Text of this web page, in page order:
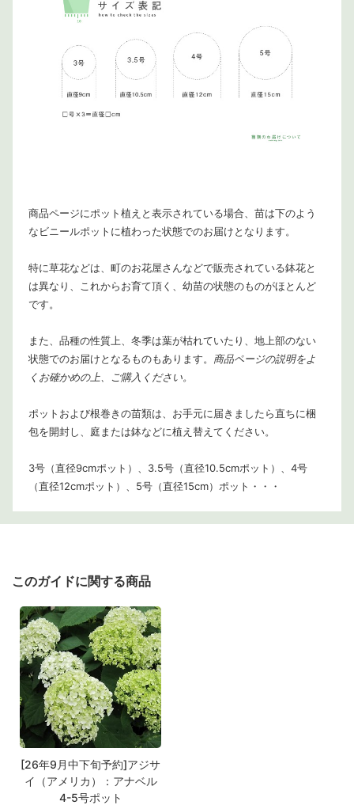
商品ページにポット植えと表示されている場合、苗は下のよう
なビニールポットに植わった状態でのお届けとなります。
特に草花などは、町のお花屋さんなどで販売されている鉢花と
は異なり、これからお育て頂く、幼苗の状態のものがほとんど
です。
また、品種の性質上、冬季は葉が枯れていたり、地上部のない
状態でのお届けとなるものもあります。 商品ページの説明をよ
くお確かめの上、ご購入ください。
ポットおよび根巻きの苗類は、お手元に届きましたら直ちに梱
包を開封し、庭または鉢などに植え替えてください。
3号（直径9cmポット）、3.5号（直径10.5cmポット）、4号
（直径12cmポット）、5号（直径15cm）ポット・・・
このガイドに関する商品
[26年9月中下旬予約]アジサ
イ（アメリカ）：アナベル
4-5号ポット